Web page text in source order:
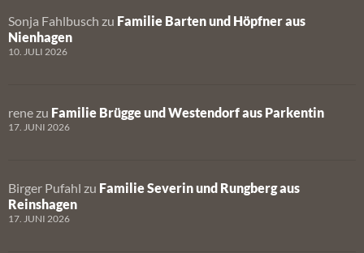
Sonja Fahlbusch zu Familie Barten und Höpfner aus
Nienhagen
10. JULI 2026
rene zu Familie Brügge und Westendorf aus Parkentin
17. JUNI 2026
Birger Pufahl zu Familie Severin und Rungberg aus
Reinshagen
17. JUNI 2026